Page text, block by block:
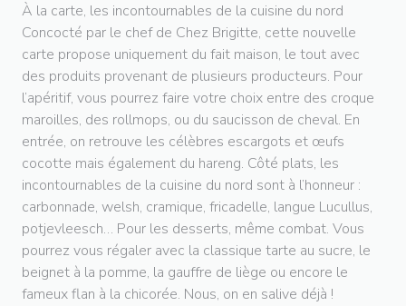
À la carte, les incontournables de la cuisine du nord
Concocté par le chef de Chez Brigitte, cette nouvelle
carte propose uniquement du fait maison, le tout avec
des produits provenant de plusieurs producteurs. Pour
l’apéritif, vous pourrez faire votre choix entre des croque
maroilles, des rollmops, ou du saucisson de cheval. En
entrée, on retrouve les célèbres escargots et œufs
cocotte mais également du hareng. Côté plats, les
incontournables de la cuisine du nord sont à l’honneur :
carbonnade, welsh, cramique, fricadelle, langue Lucullus,
potjevleesch… Pour les desserts, même combat. Vous
pourrez vous régaler avec la classique tarte au sucre, le
beignet à la pomme, la gauffre de liège ou encore le
fameux flan à la chicorée. Nous, on en salive déjà !